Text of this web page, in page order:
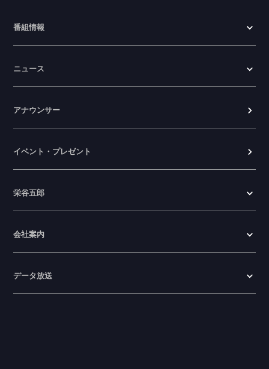
番組情報
ニュース
アナウンサー
イベント・プレゼント
栄谷五郎
会社案内
データ放送